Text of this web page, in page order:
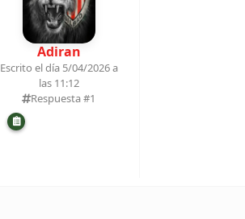
Adiran
Escrito el día 5/04/2026 a
las 11:12
Respuesta #1